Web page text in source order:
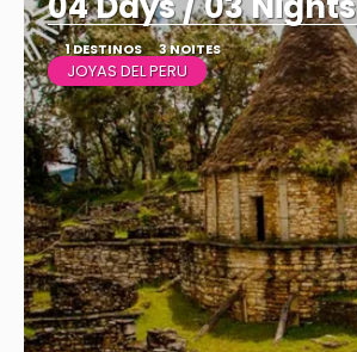
1 DESTINOS 3 NOITES
JOYAS DEL PERU